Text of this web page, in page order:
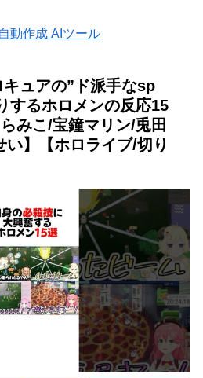
動作成 AIツール
ュアの”ド派手なsp
するホロメンの反応15
みこ/宝鐘マリン/兎田
】【ホロライブ/切り